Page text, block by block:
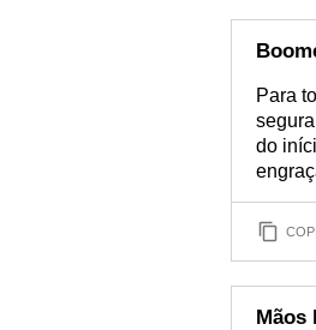
Para
do
Mãos